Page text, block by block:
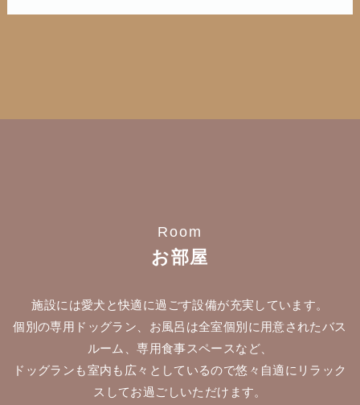
Room
お部屋
施設には愛犬と快適に過ごす設備が充実しています。
個別の専用ドッグラン、お風呂は全室個別に用意されたバス
ルーム、専用食事スペースなど、
ドッグランも室内も広々としているので悠々自適にリラック
スしてお過ごしいただけます。